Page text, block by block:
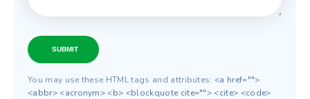
SUBMIT
You may use these HTML tags and attributes:<a href="">
<abbr> <acronym> <b> <blockquote cite=""> <cite> <code>